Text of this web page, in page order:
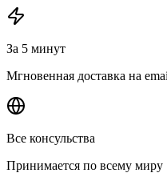
За 5 минут
Мгновенная доставка на
Все консульства
Принимается по всему миру